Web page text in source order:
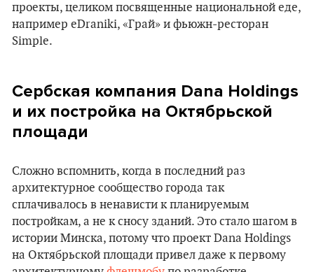
проекты, целиком посвященные национальной еде,
например eDraniki, «Грай» и фьюжн-ресторан
Simple.
Сербская компания Dana Holdings
и их постройка на Октябрьской
площади
Сложно вспомнить, когда в последний раз
архитектурное сообщество города так
сплачивалось в ненависти к планируемым
постройкам, а не к сносу зданий. Это стало шагом в
истории Минска, потому что проект Dana Holdings
на Октябрьской площади привел даже к первому